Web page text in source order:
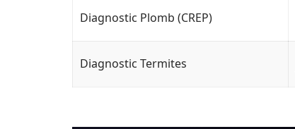
Diagnostic Plomb (CREP)
Diagnostic Termites